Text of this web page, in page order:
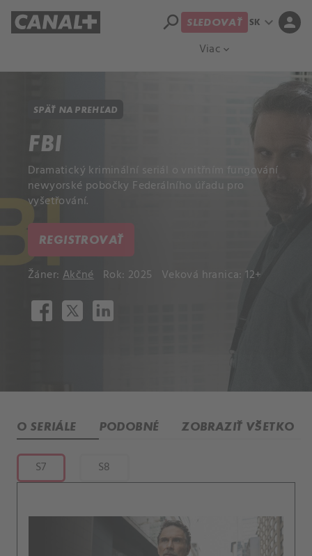
Viac expand_more
search SLEDOVAŤ SK expand_more person
SPÄŤ NA PREHĽAD
FBI
Dramatický kriminální seriál o vnitřním fungování
newyorské pobočky Federálního úřadu pro
vyšetřování.
REGISTROVAŤ
Žáner: Akčné Rok: 2025 Veková hranica: 12+
O SERIÁLE PODOBNÉ ZOBRAZIŤ VŠETKO
S7 S8